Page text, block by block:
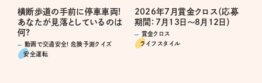
横断歩道の手前に停車車両!
あなたが見落としているのは
何?
動画で交通安全! 危険予測クイズ
安全運転
2026年7月賞金クロス（応募
期間：7月13日～8月12日）
賞金クロス
ライフスタイル